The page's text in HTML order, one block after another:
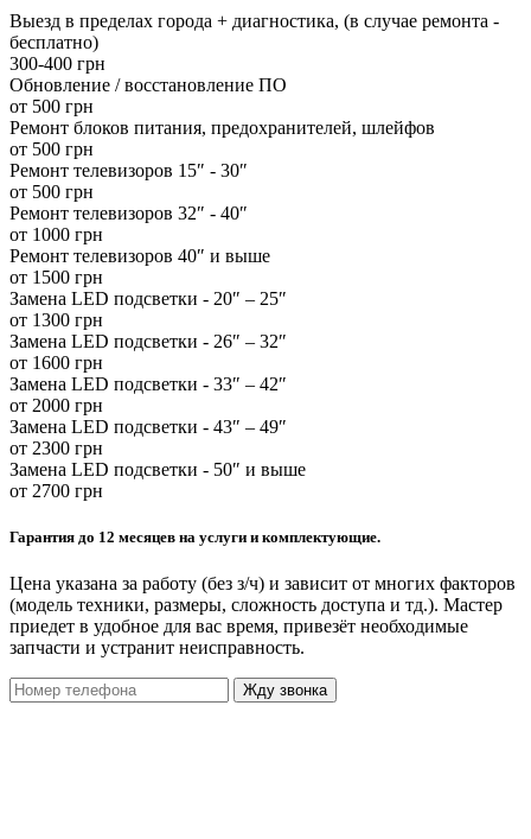
Выезд в пределах города + диагностика, (в случае ремонта -
бесплатно)
300-400 грн
Обновление / восстановление ПО
от 500 грн
Ремонт блоков питания, предохранителей, шлейфов
от 500 грн
Ремонт телевизоров 15″ - 30″
от 500 грн
Ремонт телевизоров 32″ - 40″
от 1000 грн
Ремонт телевизоров 40″ и выше
от 1500 грн
Замена LED подсветки - 20″ – 25″
от 1300 грн
Замена LED подсветки - 26″ – 32″
от 1600 грн
Замена LED подсветки - 33″ – 42″
от 2000 грн
Замена LED подсветки - 43″ – 49″
от 2300 грн
Замена LED подсветки - 50″ и выше
от 2700 грн
Гарантия до 12 месяцев на услуги и комплектующие.
Цена указана за работу (без з/ч) и зависит от многих факторов
(модель техники, размеры, сложность доступа и тд.). Мастер
приедет в удобное для вас время, привезёт необходимые
запчасти и устранит неисправность.
Жду звонка